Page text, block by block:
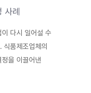
사례
다시 일어설 수
품제조업체의
을 이끌어낸